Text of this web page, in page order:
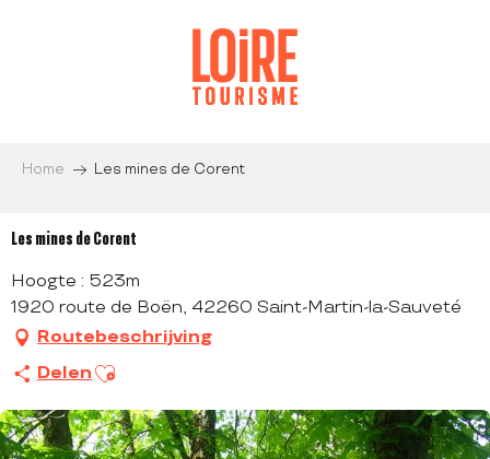
Home Les mines de Corent
Les mines de Corent
Hoogte : 523m
1920 route de Boën, 42260 Saint-Martin-la-Sauveté
Routebeschrijving
Delen Ajouter aux favoris